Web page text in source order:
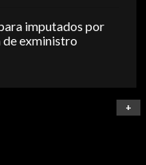
imputados por
de exministro
+